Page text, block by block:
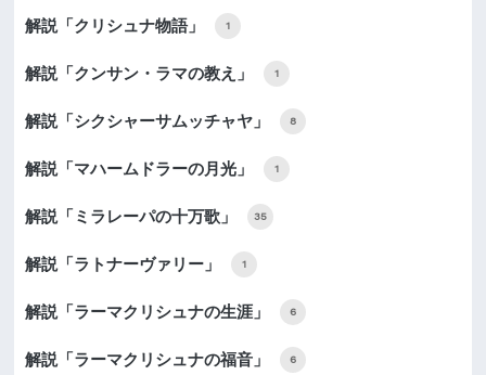
解説「クリシュナ物語」 1
解説「クンサン・ラマの教え」 1
解説「シクシャーサムッチャヤ」 8
解説「マハームドラーの月光」 1
解説「ミラレーパの十万歌」 35
解説「ラトナーヴァリー」 1
解説「ラーマクリシュナの生涯」 6
解説「ラーマクリシュナの福音」 6